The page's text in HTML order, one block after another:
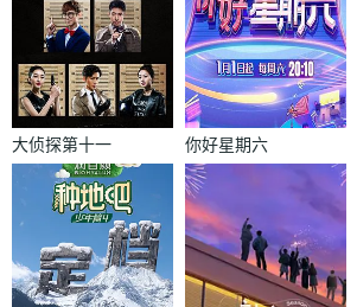
大侦探第十一
你好星期六